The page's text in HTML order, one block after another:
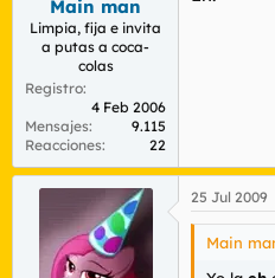
Main man
Limpia, fija e invita
a putas a coca-
colas
Registro
4 Feb 2006
Mensajes
9.115
Reacciones
22
25 Jul 2009
Main